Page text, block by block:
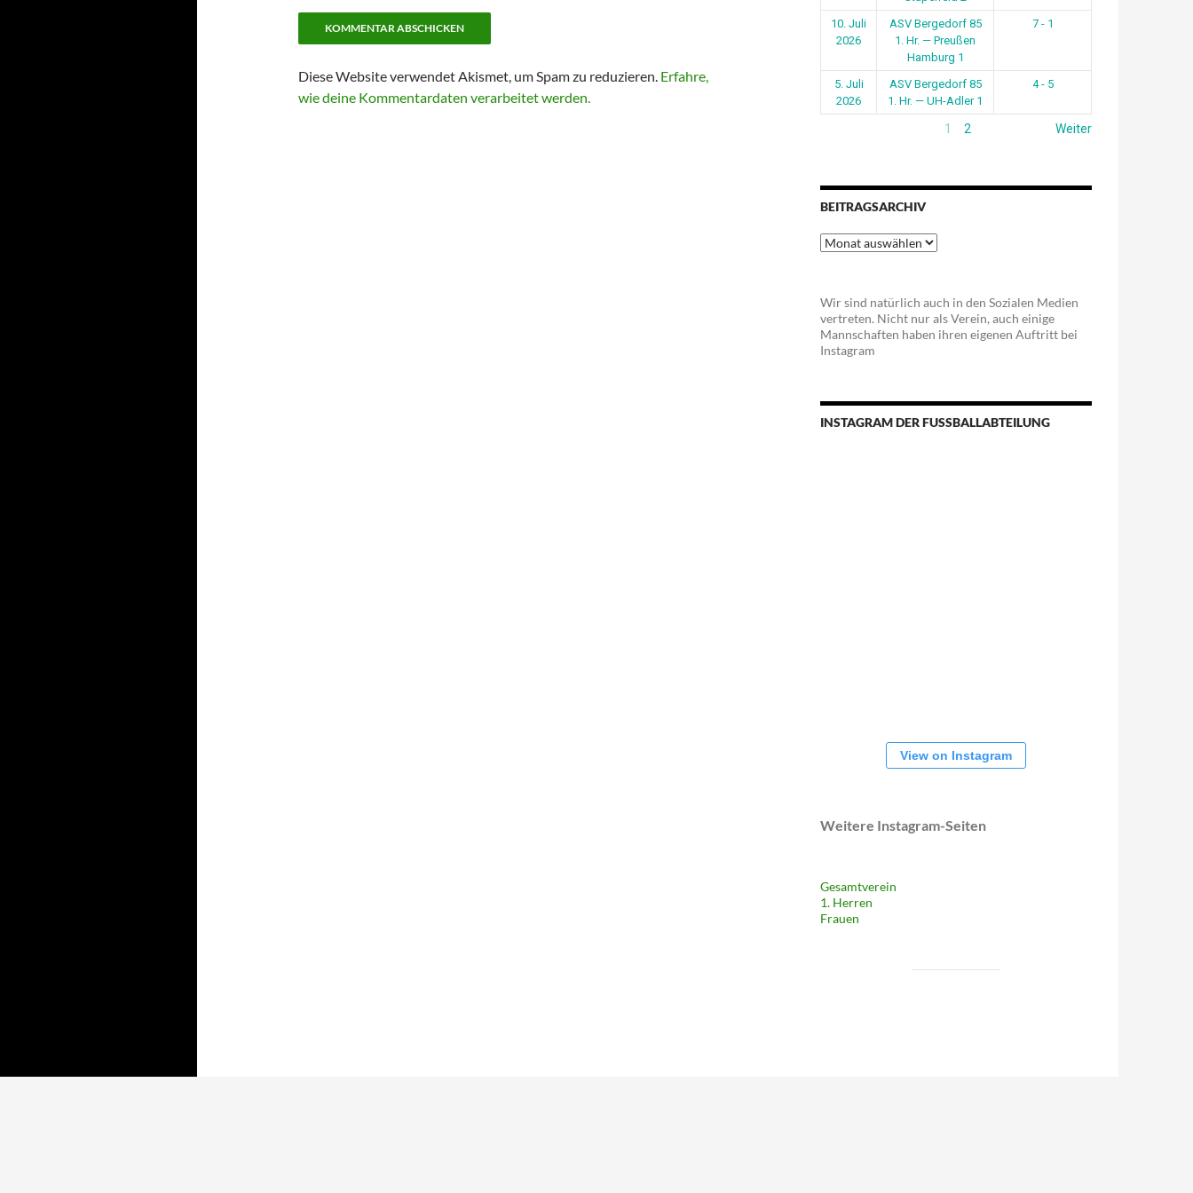
Diese Website verwendet Akismet, um Spam zu reduzieren. Erfahre,
wie deine Kommentardaten verarbeitet werden.
10. Juli
2026
ASV Bergedorf 85
1. Hr. — Preußen
Hamburg 1
7 - 1
5. Juli
2026
ASV Bergedorf 85
1. Hr. — UH-Adler 1
4 - 5
1 2 Weiter
BEITRAGSARCHIV
Beitragsarchiv
Wir sind natürlich auch in den Sozialen Medien
vertreten. Nicht nur als Verein, auch einige
Mannschaften haben ihren eigenen Auftritt bei
Instagram
INSTAGRAM DER FUSSBALLABTEILUNG
View on Instagram
Weitere Instagram-Seiten
Gesamtverein
1. Herren
Frauen